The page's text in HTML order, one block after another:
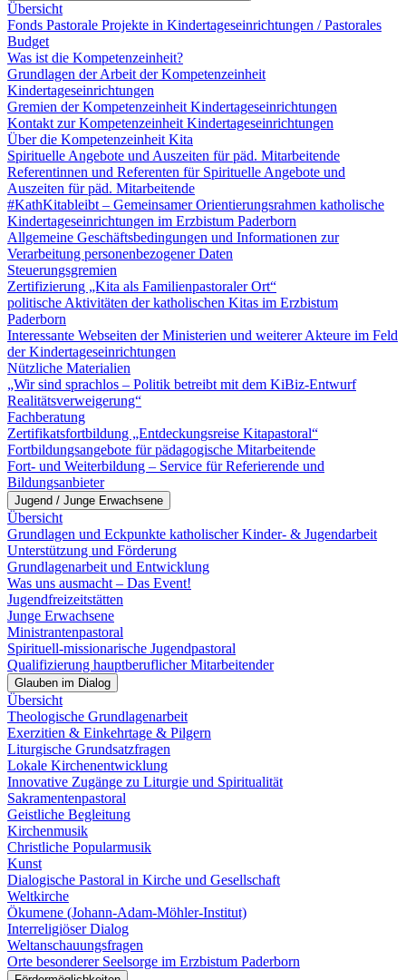
Übersicht
Fonds Pastorale Projekte in Kindertageseinrichtungen / Pastorales
Budget
Was ist die Kompetenzeinheit?
Grundlagen der Arbeit der Kompetenzeinheit
Kindertageseinrichtungen
Gremien der Kompetenzeinheit Kindertageseinrichtungen
Kontakt zur Kompetenzeinheit Kindertageseinrichtungen
Über die Kompetenzeinheit Kita
Spirituelle Angebote und Auszeiten für päd. Mitarbeitende
Referentinnen und Referenten für Spirituelle Angebote und
Auszeiten für päd. Mitarbeitende
#KathKitableibt – Gemeinsamer Orientierungsrahmen katholische
Kindertageseinrichtungen im Erzbistum Paderborn
Allgemeine Geschäftsbedingungen und Informationen zur
Verarbeitung personenbezogener Daten
Steuerungsgremien
Zertifizierung „Kita als Familienpastoraler Ort“
politische Aktivitäten der katholischen Kitas im Erzbistum
Paderborn
Interessante Webseiten der Ministerien und weiterer Akteure im Feld
der Kindertageseinrichtungen
Nützliche Materialien
„Wir sind sprachlos – Politik betreibt mit dem KiBiz-Entwurf
Realitätsverweigerung“
Fachberatung
Zertifikatsfortbildung „Entdeckungsreise Kitapastoral“
Fortbildungsangebote für pädagogische Mitarbeitende
Fort- und Weiterbildung – Service für Referierende und
Bildungsanbieter
Jugend / Junge Erwachsene
Übersicht
Grundlagen und Eckpunkte katholischer Kinder- & Jugendarbeit
Unterstützung und Förderung
Grundlagenarbeit und Entwicklung
Was uns ausmacht – Das Event!
Jugendfreizeitstätten
Junge Erwachsene
Ministrantenpastoral
Spirituell-missionarische Jugendpastoral
Qualifizierung hauptberuflicher Mitarbeitender
Glauben im Dialog
Übersicht
Theologische Grundlagenarbeit
Exerzitien & Einkehrtage & Pilgern
Liturgische Grundsatzfragen
Lokale Kirchenentwicklung
Innovative Zugänge zu Liturgie und Spiritualität
Sakramentenpastoral
Geistliche Begleitung
Kirchenmusik
Christliche Popularmusik
Kunst
Dialogische Pastoral in Kirche und Gesellschaft
Weltkirche
Ökumene (Johann-Adam-Möhler-Institut)
Interreligiöser Dialog
Weltanschauungsfragen
Orte besonderer Seelsorge im Erzbistum Paderborn